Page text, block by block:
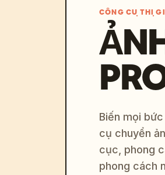
CÔNG CỤ THỊ
Biến mọi
cụ chuyển
cục, phong
phong cách